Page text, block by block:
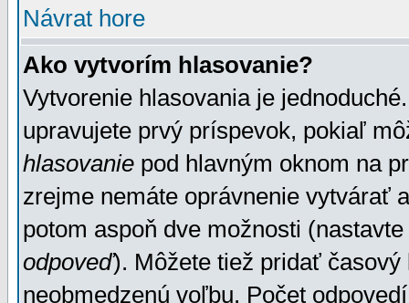
Návrat hore
Ako vytvorím hlasovanie?
Vytvorenie hlasovania je
upravujete prvý príspevok, pokiaľ
hlasovanie pod hlavným oknom na
zrejme nemáte oprávnenie vytvárať
potom aspoň dve možnosti
odpoveď). Môžete tiež pridať
neobmedzenú voľbu. Počet